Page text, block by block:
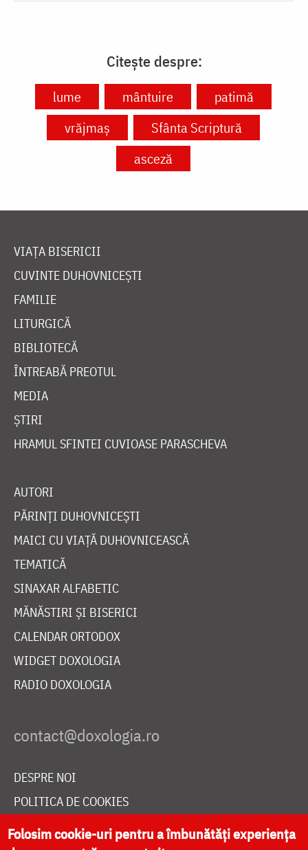
Citește despre:
lume mântuire
patimă
vrăjmaș
Sfânta Scriptură
asceză
VIAȚA BISERICII
CUVINTE DUHOVNICEȘTI
FAMILIE
LITURGICĂ
BIBLIOTECĂ
ÎNTREABĂ PREOTUL
MEDIA
ȘTIRI
HRAMUL SFINTEI CUVIOASE PARASCHEVA
AUTORI
PĂRINȚI DUHOVNICEȘTI
MAICI CU VIAȚĂ DUHOVNICEASCĂ
TEMATICĂ
SINAXAR ALFABETIC
MĂNĂSTIRI ȘI BISERICI
CALENDAR ORTODOX
WIDGET DOXOLOGIA
RADIO DOXOLOGIA
DESPRE NOI
POLITICA DE COOKIES
DONEAZĂ ONLINE PENTRU CATEDRALA NAȚIONALĂ
Folosim cookie-uri pentru a îmbunătăți experiența